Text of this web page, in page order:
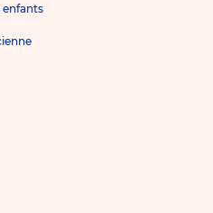
enfants